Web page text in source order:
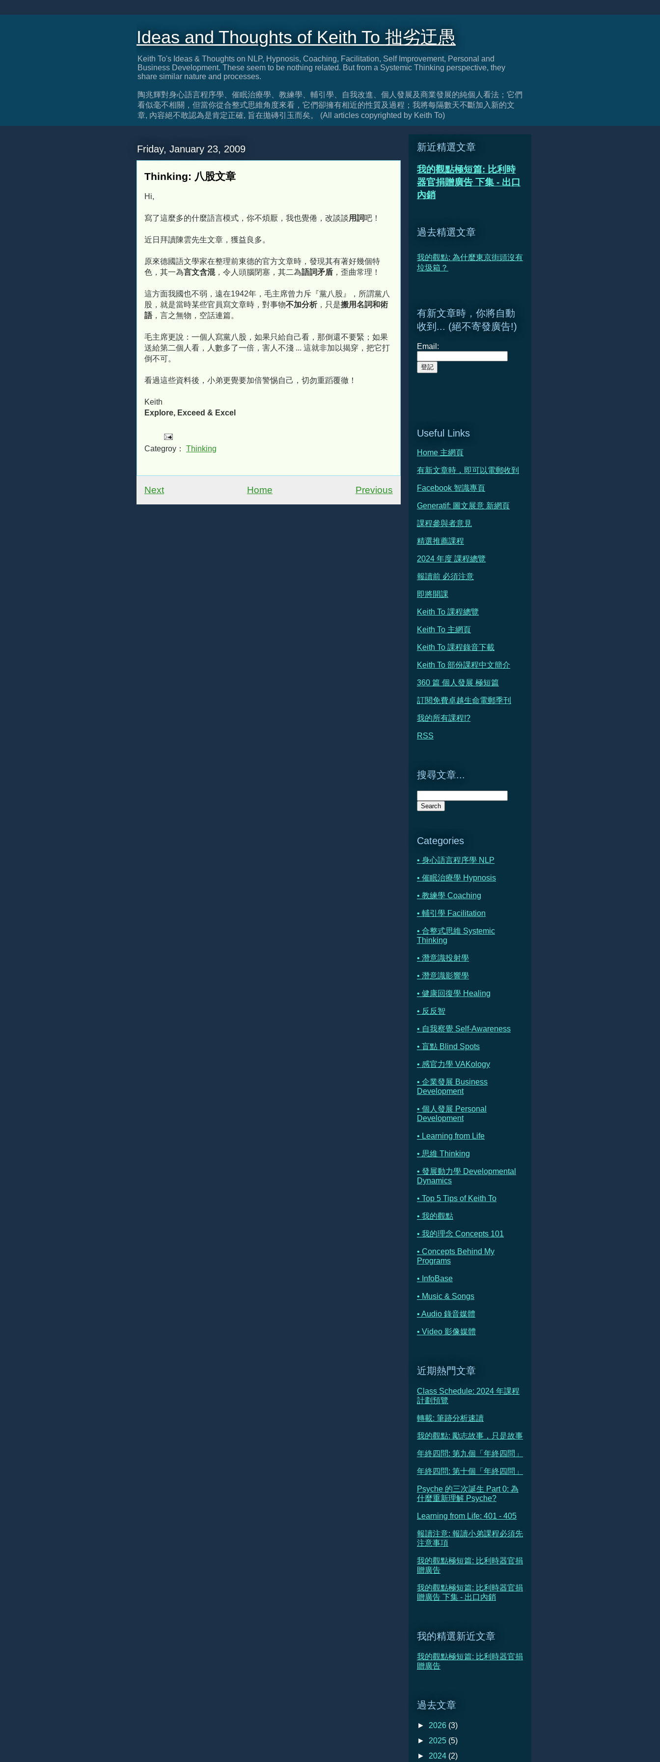
Ideas and Thoughts of Keith To 拙劣迂愚
Keith To's Ideas & Thoughts on NLP, Hypnosis, Coaching, Facilitation, Self Improvement, Personal and
Business Development. These seem to be nothing related. But from a Systemic Thinking perspective, they
share similar nature and processes.
陶兆輝對身心語言程序學、催眠治療學、教練學、輔引學、自我改進、個人發展及商業發展的純個人看法；它們
看似毫不相關，但當你從合整式思維角度來看，它們卻擁有相近的性質及過程；我將每隔數天不斷加入新的文
章, 內容絕不敢認為是肯定正確, 旨在拋磚引玉而矣。 (All articles copyrighted by Keith To)
Friday, January 23, 2009
Thinking: 八股文章
Hi,
寫了這麼多的什麼語言模式，你不煩厭，我也覺倦，改談談用詞 吧！
近日拜讀陳雲先生文章，獲益良多。
原來德國語文學家在整理前東德的官方文章時，發現其有著好幾個特
色，其一為言文含混，令人頭腦閉塞，其二為語詞矛盾 ，歪曲常理！
這方面我國也不弱，遠在1942年，毛主席曾力斥『黨八股』，所謂黨八
股，就是當時某些官員寫文章時，對事物不加分析，只是搬用名詞和術
語，言之無物，空話連篇。
毛主席更說：一個人寫黨八股，如果只給自己看，那倒還不要緊；如果
送給第二個人看，人數多了一倍，害人不淺 ... 這就非加以揭穿，把它打
倒不可。
看過這些資料後，小弟更覺要加倍警惕自己，切勿重蹈覆徹！
Keith
Explore, Exceed & Excel
Categroy： Thinking
Next Previous
Home
新近精選文章
我的觀點極短篇: 比利時
器官捐贈廣告 下集 - 出口
內銷
過去精選文章
我的觀點: 為什麼東京街頭沒有
垃圾箱？
有新文章時，你將自動
收到... (絕不寄發廣告!)
Email:
Useful Links
Home 主網頁
有新文章時，即可以電郵收到
Facebook 智識專頁
Generatif: 圖文展意 新網頁
課程參與者意見
精選推薦課程
2024 年度 課程總覽
報讀前 必須注意
即將開課
Keith To 課程總覽
Keith To 主網頁
Keith To 課程錄音下載
Keith To 部份課程中文簡介
360 篇 個人發展 極短篇
訂閱免費卓越生命電郵季刊
我的所有課程!?
RSS
搜尋文章...
Categories
• 身心語言程序學 NLP
• 催眠治療學 Hypnosis
• 教練學 Coaching
• 輔引學 Facilitation
• 合整式思維 Systemic
Thinking
• 潛意識投射學
• 潛意識影響學
• 健康回復學 Healing
• 反反智
• 自我察覺 Self-Awareness
• 盲點 Blind Spots
• 感官力學 VAKology
• 企業發展 Business
Development
• 個人發展 Personal
Development
• Learning from Life
• 思維 Thinking
• 發展動力學 Developmental
Dynamics
• Top 5 Tips of Keith To
• 我的觀點
• 我的理念 Concepts 101
• Concepts Behind My
Programs
• InfoBase
• Music & Songs
• Audio 錄音媒體
• Video 影像媒體
近期熱門文章
Class Schedule: 2024 年課程
計劃預覽
轉載: 筆跡分析速讀
我的觀點: 勵志故事，只是故事
年終四問: 第九個「年終四問」
年終四問: 第十個「年終四問」
Psyche 的三次誕生 Part 0: 為
什麼重新理解 Psyche?
Learning from Life: 401 - 405
報讀注意: 報讀小弟課程必須先
注意事項
我的觀點極短篇: 比利時器官捐
贈廣告
我的觀點極短篇: 比利時器官捐
贈廣告 下集 - 出口內銷
我的精選新近文章
我的觀點極短篇: 比利時器官捐
贈廣告
過去文章
► 2026 (3)
► 2025 (5)
► 2024 (2)